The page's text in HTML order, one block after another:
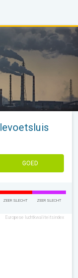
GOED
ZEER SLECHT ZEER SLECHT
Europese luchtkwaliteitsindex